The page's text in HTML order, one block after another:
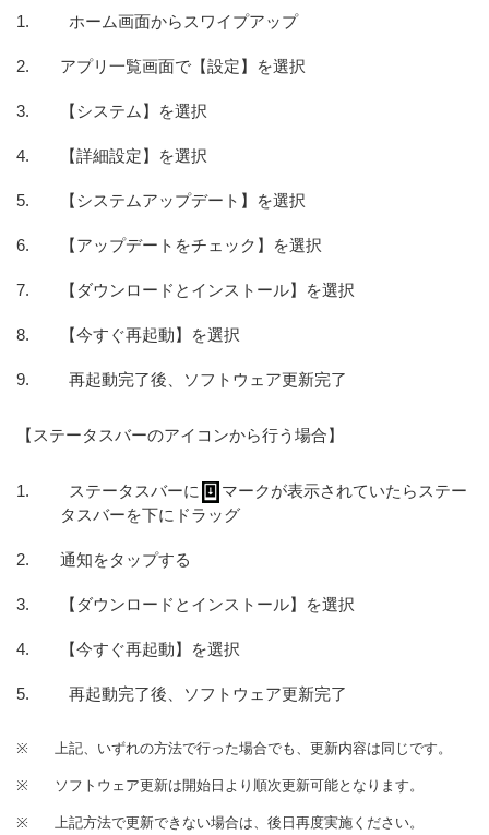
ホーム画面からスワイプアップ
アプリ一覧画面で【設定】を選択
【システム】を選択
【詳細設定】を選択
【システムアップデート】を選択
【アップデートをチェック】を選択
【ダウンロードとインストール】を選択
【今すぐ再起動】を選択
再起動完了後、ソフトウェア更新完了
【ステータスバーのアイコンから行う場合】
ステータスバーに
マークが表示されていたらステー
タスバーを下にドラッグ
通知をタップする
【ダウンロードとインストール】を選択
【今すぐ再起動】を選択
再起動完了後、ソフトウェア更新完了
※ 上記、いずれの方法で行った場合でも、更新内容は同じです。
※ ソフトウェア更新は開始日より順次更新可能となります。
※ 上記方法で更新できない場合は、後日再度実施ください。